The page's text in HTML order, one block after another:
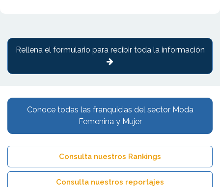
Conoce todas las franquicias del sector Moda
Femenina y Mujer
Consulta nuestros Rankings
Consulta nuestros reportajes